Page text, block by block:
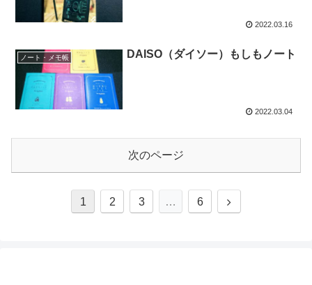
2022.03.16
ノート・メモ帳 DAISO（ダイソー）もしもノート
2022.03.04
次のページ
1 2 3 … 6